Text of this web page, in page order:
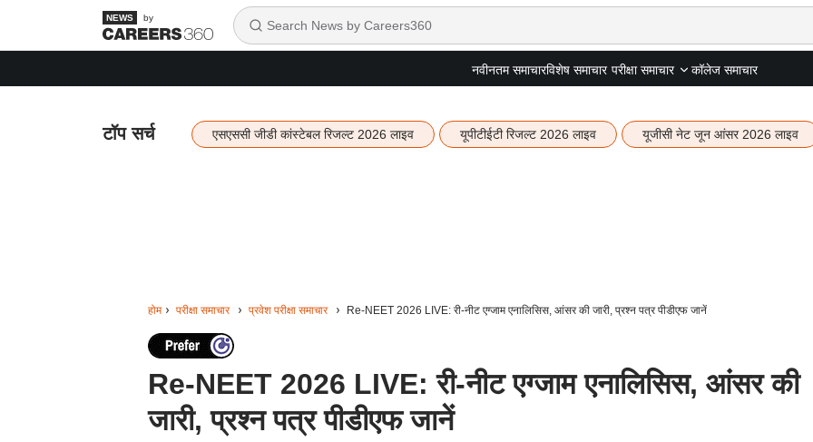
by
नवीनतम समाचारविशेष समाचार परीक्षा समाचार कॉलेज समाचार
टॉप सर्च एसएससी जीडी कांस्टेबल रिजल्ट 2026 लाइव यूपीटीईटी रिजल्ट 2026 लाइव यूजीसी नेट जून आंसर 2026 लाइव
होम परीक्षा समाचार प्रवेश परीक्षा समाचार Re-NEET 2026 LIVE: री-नीट एग्जाम एनालिसिस, आंसर की जारी, प्रश्न पत्र पीडीएफ जानें
Re-NEET 2026 LIVE: री-नीट एग्जाम एनालिसिस, आंसर की
जारी, प्रश्न पत्र पीडीएफ जानें